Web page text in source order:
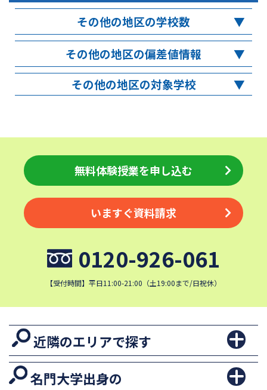
その他の地区の学校数
その他の地区の偏差値情報
その他の地区の対象学校
無料体験授業を申し込む
いますぐ資料請求
0120-926-061
【受付時間】平日11:00-21:00（土19:00まで/日祝休）
近隣のエリアで探す
名門大学出身の